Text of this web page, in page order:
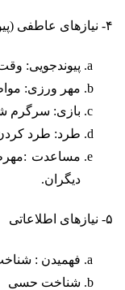
۴- نیازهای عاطفی (پیوندجویی)
پیوندجویی:
مهر ورزی:
بازی: سرگرم
طرد: طرد کردن
مساعدت
دیگران.
۵- نیازهای اطلاعاتی
فهمیدن :
شناخت حسی